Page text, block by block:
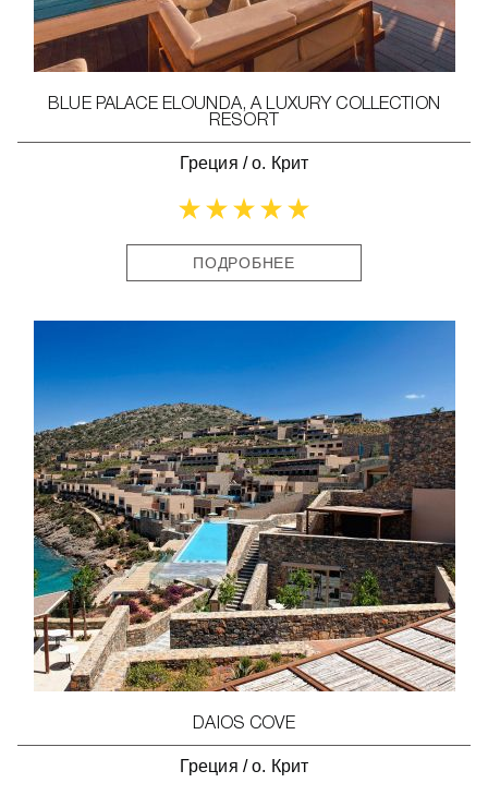
BLUE PALACE ELOUNDA, A LUXURY COLLECTION
RESORT
Греция /о. Крит
ПОДРОБНЕЕ
DAIOS COVE
Греция /о. Крит